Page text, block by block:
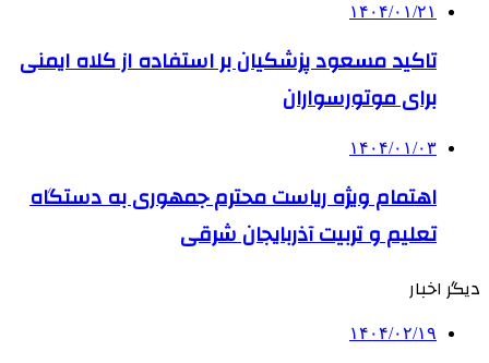
۱۴۰۴/۰۱/۲۱
تاکید مسعود پزشکیان بر استفاده از کلاه ایمنی
برای موتورسواران
۱۴۰۴/۰۱/۰۳
اهتمام ویژه ریاست محترم جمهوری به دستگاه
تعلیم و تربیت آذربایجان شرقی
دیگر اخبار
۱۴۰۴/۰۲/۱۹